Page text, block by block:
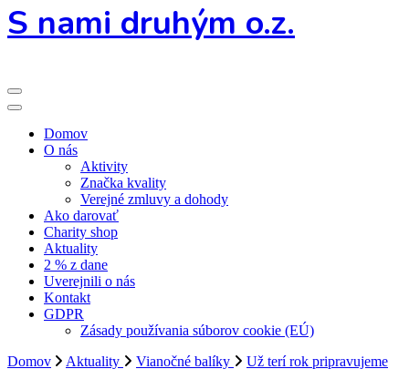
S nami druhým o.z.
Domov
O nás
Aktivity
Značka kvality
Verejné zmluvy a dohody
Ako darovať
Charity shop
Aktuality
2 % z dane
Uverejnili o nás
Kontakt
GDPR
Zásady používania súborov cookie (EÚ)
Domov
Aktuality Vianočné balíky
Už terí rok pripravujeme